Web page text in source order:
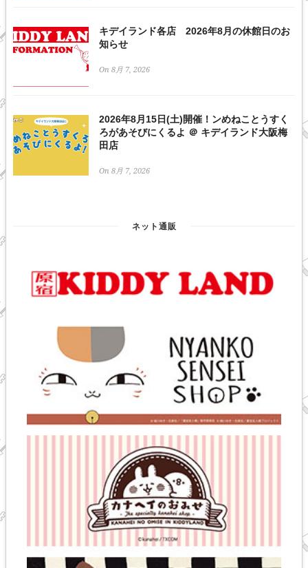
キデイランド各店 2026年8月の休館日のお
知らせ
On 8月 7, 2026
2026年8月15日(土)開催！ンめねことうすく
ろがあそびにくるよ ＠ キデイランド大阪梅
田店
On 8月 7, 2026
ネット通販